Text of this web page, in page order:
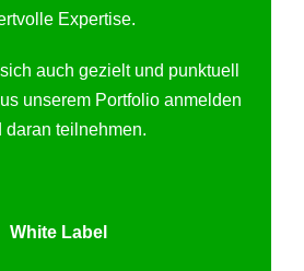
Expertise.
auch gezielt und punktuell
unserem Portfolio anmelden
daran teilnehmen.
White Label